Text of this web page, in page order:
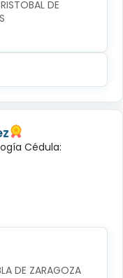
DE
Cédula:
DE ZARAGOZA